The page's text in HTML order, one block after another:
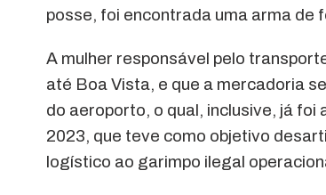
posse, foi encontrada uma arma de
A mulher responsável pelo
até Boa Vista, e que a mercadoria
do aeroporto, o qual, inclusive, já
2023, que teve como objetivo
logístico ao garimpo ilegal